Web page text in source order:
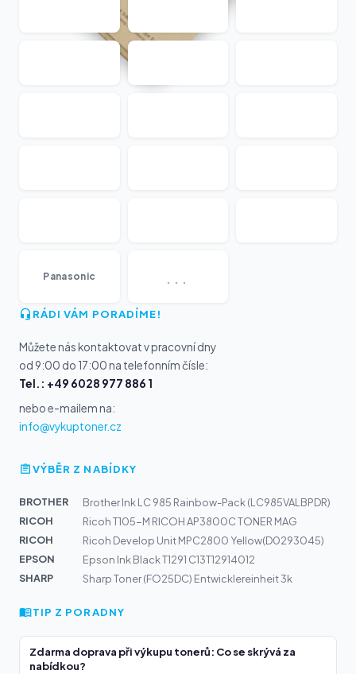
Panasonic ...
RÁDI VÁM PORADÍME!
Můžete nás kontaktovat v pracovní dny
od 9:00 do 17:00 na telefonním čísle:
Tel.: +49 6028 977 886 1
nebo e-mailem na:
info@vykuptoner.cz
VÝBĚR Z NABÍDKY
BROTHER
Brother Ink LC 985 Rainbow-Pack (LC985VALBPDR)
RICOH
Ricoh T105-M RICOH AP3800C TONER MAG
RICOH
Ricoh Develop Unit MPC2800 Yellow(D0293045)
EPSON
Epson Ink Black T1291 C13T12914012
SHARP
Sharp Toner (FO25DC) Entwicklereinheit 3k
TIP Z PORADNY
Zdarma doprava při výkupu tonerů: Co se skrývá za
nabídkou?